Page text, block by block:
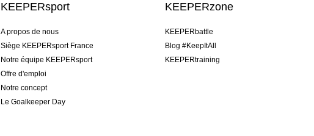
KEEPERsport
A propos de nous
Siège KEEPERsport France
Notre équipe KEEPERsport
Offre d'emploi
Notre concept
Le Goalkeeper Day
KEEPERzone
KEEPERbattle
Blog #KeepItAll
KEEPERtraining